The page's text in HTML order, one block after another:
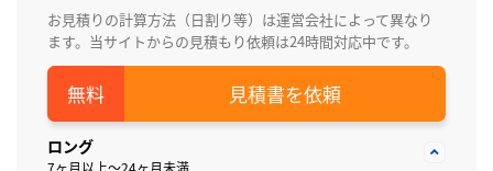
お見積りの計算方法（日割り等）は運営会社によって異なり
ます。当サイトからの見積もり依頼は24時間対応中です。
見積書を依頼
ロング
7ヶ月以上～24ヶ月未満